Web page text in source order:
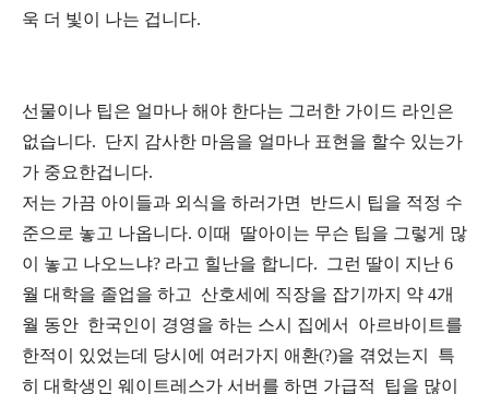
욱 더 빛이 나는 겁니다.
선물이나 팁은 얼마나 해야 한다는 그러한 가이드 라인은
없습니다. 단지 감사한 마음을 얼마나 표현을 할수 있는가
가 중요한겁니다.
저는 가끔 아이들과 외식을 하러가면 반드시 팁을 적정 수
준으로 놓고 나옵니다. 이때 딸아이는 무슨 팁을 그렇게 많
이 놓고 나오느냐? 라고 힐난을 합니다. 그런 딸이 지난 6
월 대학을 졸업을 하고 산호세에 직장을 잡기까지 약 4개
월 동안 한국인이 경영을 하는 스시 집에서 아르바이트를
한적이 있었는데 당시에 여러가지 애환(?)을 겪었는지 특
히 대학생인 웨이트레스가 서버를 하면 가급적 팁을 많이